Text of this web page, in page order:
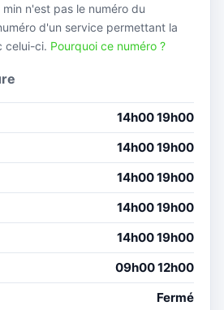
n'est pas le numéro du
d'un service permettant la
celui-ci. Pourquoi ce numéro ?
14h00 19h00
14h00 19h00
14h00 19h00
14h00 19h00
14h00 19h00
09h00 12h00
Fermé